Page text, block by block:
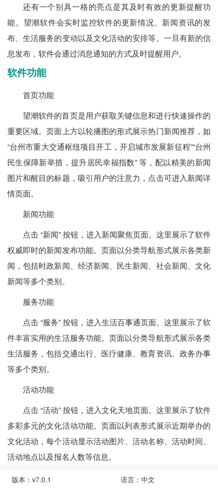
还有一个别具一格的亮点是其及时有效的更新提醒功
能。望潮软件会实时监控软件的更新情况、新闻资讯的发
布、生活服务的变动以及文化活动的安排等。一旦有新的信
息发布，软件会通过消息通知的方式及时提醒用户。
软件功能
首页功能
望潮软件的首页是用户获取关键信息和进行快速操作的
重要区域。页面上方以轮播图的形式展示热门新闻推荐，如
“台州市重大交通枢纽项目开工，开启城市发展新征程”“台州
民生保障新举措，提升居民幸福指数” 等，配以精美的新闻
图片和醒目的标题，吸引用户的注意力，点击可进入新闻详
情页面。
新闻功能
点击 “新闻” 按钮，进入新闻聚焦页面。这里展示了软件
权威即时的新闻发布功能。页面以分类导航形式展示各类新
闻，包括时政新闻、经济新闻、民生新闻、社会新闻、文化
新闻等多个类别。
服务功能
点击 “服务” 按钮，进入生活百事通页面。这里展示了软
件丰富实用的生活服务功能。页面以分类导航形式展示各类
生活服务，包括交通出行、医疗健康、教育资讯、政务办事
等多个类别。
活动功能
点击 “活动” 按钮，进入文化天地页面。这里展示了软件
多彩多元的文化活动功能。页面以列表形式展示近期举办的
文化活动，每个活动显示活动图片、活动名称、活动时间、
活动地点以及报名人数等信息。
版本：v7.0.1
语言：中文